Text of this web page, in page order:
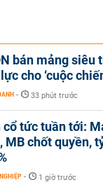
bán mảng siêu
cho ‘cuộc
- 33 phút trước
cổ tức tuần tới:
MB chốt quyền,
- 1 giờ trước